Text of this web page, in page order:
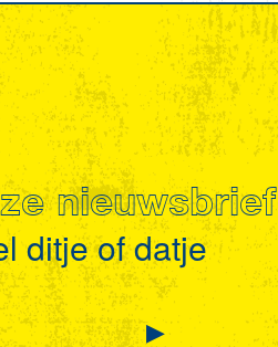
nieuwsbrief
ditje of datje